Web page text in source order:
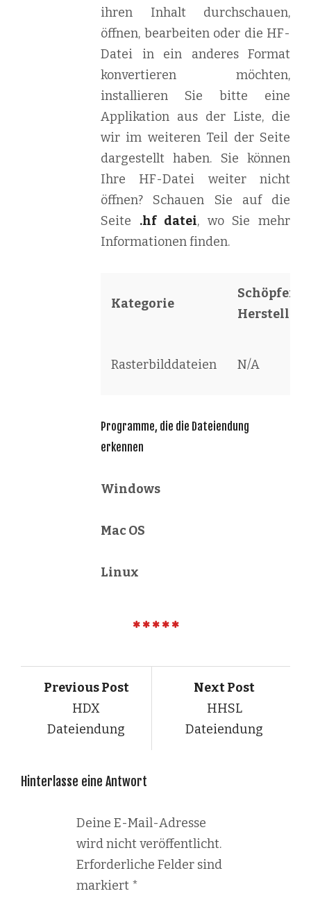
ihren Inhalt durchschauen,
öffnen, bearbeiten oder die HF-
Datei in ein anderes Format
konvertieren möchten,
installieren Sie bitte eine
Applikation aus der Liste, die
wir im weiteren Teil der Seite
dargestellt haben. Sie können
Ihre HF-Datei weiter nicht
öffnen? Schauen Sie auf die
Seite .hf datei, wo Sie mehr
Informationen finden.
Kategorie
Schöpfer /
Hersteller
Rasterbilddateien N/A
Programme, die die Dateiendung
erkennen
Windows
Mac OS
Linux
Previous Post
HDX
Dateiendung
Next Post
HHSL
Dateiendung
Hinterlasse eine Antwort
Deine E-Mail-Adresse
wird nicht veröffentlicht.
Erforderliche Felder sind
markiert *